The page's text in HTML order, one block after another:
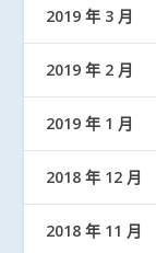
2019 年 3 月
2019 年 2 月
2019 年 1 月
2018 年 12 月
2018 年 11 月